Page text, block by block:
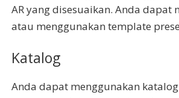
AR yang disesuaikan. Anda dapat
atau menggunakan template
Katalog
Anda dapat menggunakan